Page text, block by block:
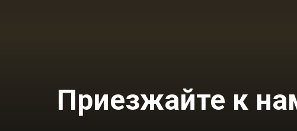
Приезжайте к